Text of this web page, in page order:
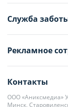
Служба
+375 29 376-13-70
+375 33 376-13-70
Мы принимаем
Рекламное
+375 29 563-15-
kb@domovita.by
+375 29 179-11-
Контакты
ООО «Аниксмедиа»
Минск,